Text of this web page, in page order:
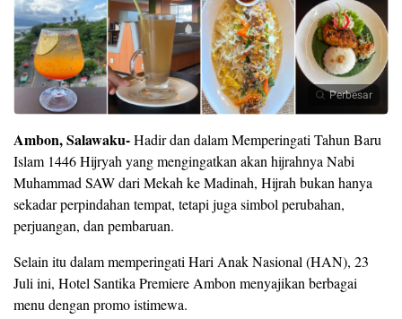
Perbesar
Ambon, Salawaku-Hadir dan dalam Memperingati Tahun Baru
Islam 1446 Hijryah yang mengingatkan akan hijrahnya Nabi
Muhammad SAW dari Mekah ke Madinah, Hijrah bukan hanya
sekadar perpindahan tempat, tetapi juga simbol perubahan,
perjuangan, dan pembaruan.
Selain itu dalam memperingati Hari Anak Nasional (HAN), 23
Juli ini, Hotel Santika Premiere Ambon menyajikan berbagai
menu dengan promo istimewa.